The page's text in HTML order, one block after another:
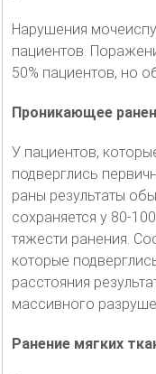
Нарушения
пациентов.
50% пациентов, но
Проникающее
У пациентов,
подверглись
раны результаты
сохраняется у 80-
тяжести ранения.
которые
расстояния
массивного
Ранение мягких